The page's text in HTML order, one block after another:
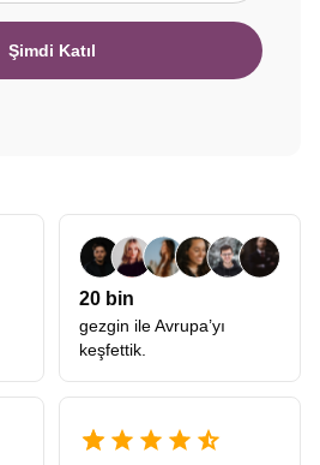
Şimdi Katıl
20 bin
gezgin ile Avrupa’yı
keşfettik.